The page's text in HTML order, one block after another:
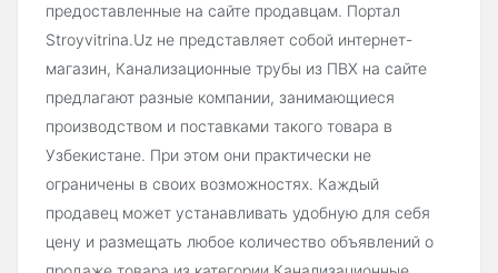
предоставленные на сайте продавцам. Портал
Stroyvitrina.Uz не представляет собой интернет-
магазин, Канализационные трубы из ПВХ на сайте
предлагают разные компании, занимающиеся
производством и поставками такого товара в
Узбекистане. При этом они практически не
ограничены в своих возможностях. Каждый
продавец может устанавливать удобную для себя
цену и размещать любое количество объявлений о